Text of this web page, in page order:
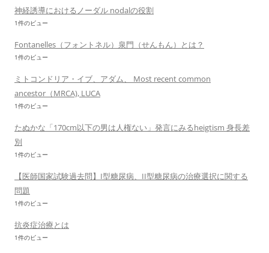
神経誘導におけるノーダル nodalの役割
1件のビュー
Fontanelles（フォントネル）泉門（せんもん）とは？
1件のビュー
ミトコンドリア・イブ、アダム、 Most recent common
ancestor（MRCA), LUCA
1件のビュー
たぬかな「170cm以下の男は人権ない」発言にみるheigtism 身長差
別
1件のビュー
【医師国家試験過去問】I型糖尿病、II型糖尿病の治療選択に関する
問題
1件のビュー
抗炎症治療とは
1件のビュー